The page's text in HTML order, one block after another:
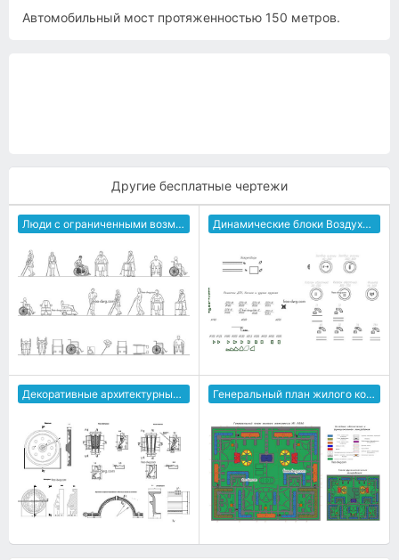
Автомобильный мост протяженностью 150 метров.
Другие бесплатные чертежи
Люди с ограниченными возможностями Динамические блоки Воздухотехники и Водоснабжение
Декоративные архитектурные элементы Генеральный план жилого комплекса